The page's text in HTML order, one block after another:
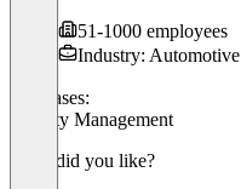
51-1000 employees
Industry: Automotive
Use cases:
Loyalty Management
What did you like?